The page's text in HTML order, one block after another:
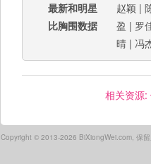
最新和明星
比胸围数据
赵颖 |
盈 | 罗
晴 | 冯
相关资源:
Copyright © 2013-2026 BiXiongWei.com, 保